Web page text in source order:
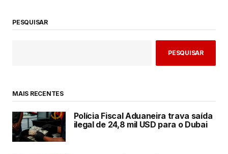
PESQUISAR
PESQUISAR
MAIS RECENTES
Polícia Fiscal Aduaneira trava saída
ilegal de 24,8 mil USD para o Dubai